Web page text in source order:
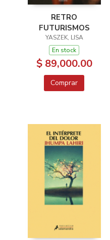
RETRO
FUTURISMOS
YASZEK, LISA
En stock
$ 89,000.00
Comprar